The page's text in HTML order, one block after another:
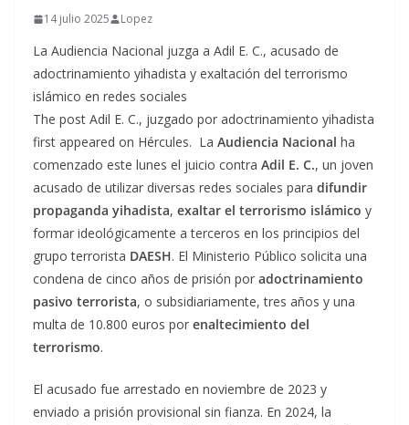
14 julio 2025 Lopez
La Audiencia Nacional juzga a Adil E. C., acusado de
adoctrinamiento yihadista y exaltación del terrorismo
islámico en redes sociales
The post Adil E. C., juzgado por adoctrinamiento yihadista
first appeared on Hércules. La Audiencia Nacional ha
comenzado este lunes el juicio contra Adil E. C., un joven
acusado de utilizar diversas redes sociales para difundir
propaganda yihadista, exaltar el terrorismo islámico y
formar ideológicamente a terceros en los principios del
grupo terrorista DAESH. El Ministerio Público solicita una
condena de cinco años de prisión por adoctrinamiento
pasivo terrorista, o subsidiariamente, tres años y una
multa de 10.800 euros por enaltecimiento del
terrorismo.
El acusado fue arrestado en noviembre de 2023 y
enviado a prisión provisional sin fianza. En 2024, la